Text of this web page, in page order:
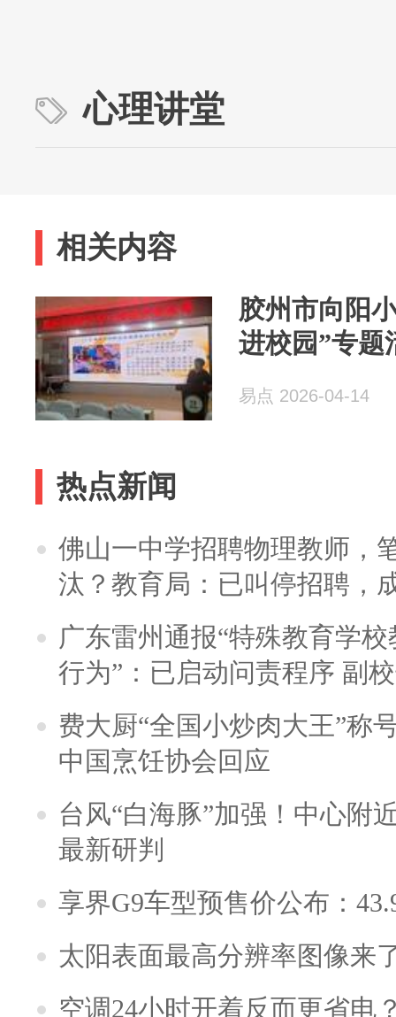
心理讲堂
相关内容
胶州市向阳
进校园”专题
易点 2026-04-14
热点新闻
佛山一中学招聘物理教师，
汰？教育局：已叫停招聘，
广东雷州通报“特殊教育学
行为”：已启动问责程序 副
费大厨“全国小炒肉大王”称
中国烹饪协会回应
台风“白海豚”加强！中心附
最新研判
享界G9车型预售价公布：
太阳表面最高分辨率图像来
空调24小时开着反而更省电